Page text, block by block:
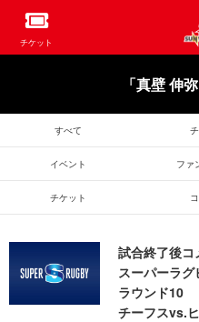
チケット
「真壁 伸
すべて
イベント ファ
チケット
試合終了後
スーパーラ
ラウンド10
チーフスvs.